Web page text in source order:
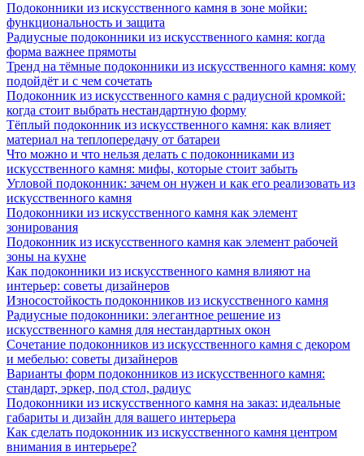
Подоконники из искусственного камня в зоне мойки:
функциональность и защита
Радиусные подоконники из искусственного камня: когда
форма важнее прямоты
Тренд на тёмные подоконники из искусственного камня: кому
подойдёт и с чем сочетать
Подоконник из искусственного камня с радиусной кромкой:
когда стоит выбрать нестандартную форму
Тёплый подоконник из искусственного камня: как влияет
материал на теплопередачу от батареи
Что можно и что нельзя делать с подоконниками из
искусственного камня: мифы, которые стоит забыть
Угловой подоконник: зачем он нужен и как его реализовать из
искусственного камня
Подоконники из искусственного камня как элемент
зонирования
Подоконник из искусственного камня как элемент рабочей
зоны на кухне
Как подоконники из искусственного камня влияют на
интерьер: советы дизайнеров
Износостойкость подоконников из искусственного камня
Радиусные подоконники: элегантное решение из
искусственного камня для нестандартных окон
Сочетание подоконников из искусственного камня с декором
и мебелью: советы дизайнеров
Варианты форм подоконников из искусственного камня:
стандарт, эркер, под стол, радиус
Подоконники из искусственного камня на заказ: идеальные
габариты и дизайн для вашего интерьера
Как сделать подоконник из искусственного камня центром
внимания в интерьере?